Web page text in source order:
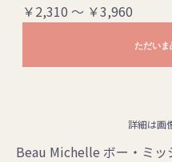
￥2,310 ～ ￥3,960
ただいま
詳細は画
Beau Michelle ボー・ミ